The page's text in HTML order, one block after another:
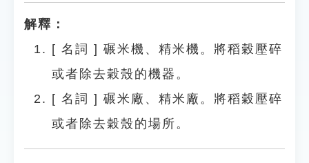
貓頭鷹博士
解釋：
[ 名詞 ] 碾米機、精米機。將稻穀壓碎
或者除去穀殼的機器。
[ 名詞 ] 碾米廠、精米廠。將稻穀壓碎
或者除去穀殼的場所。